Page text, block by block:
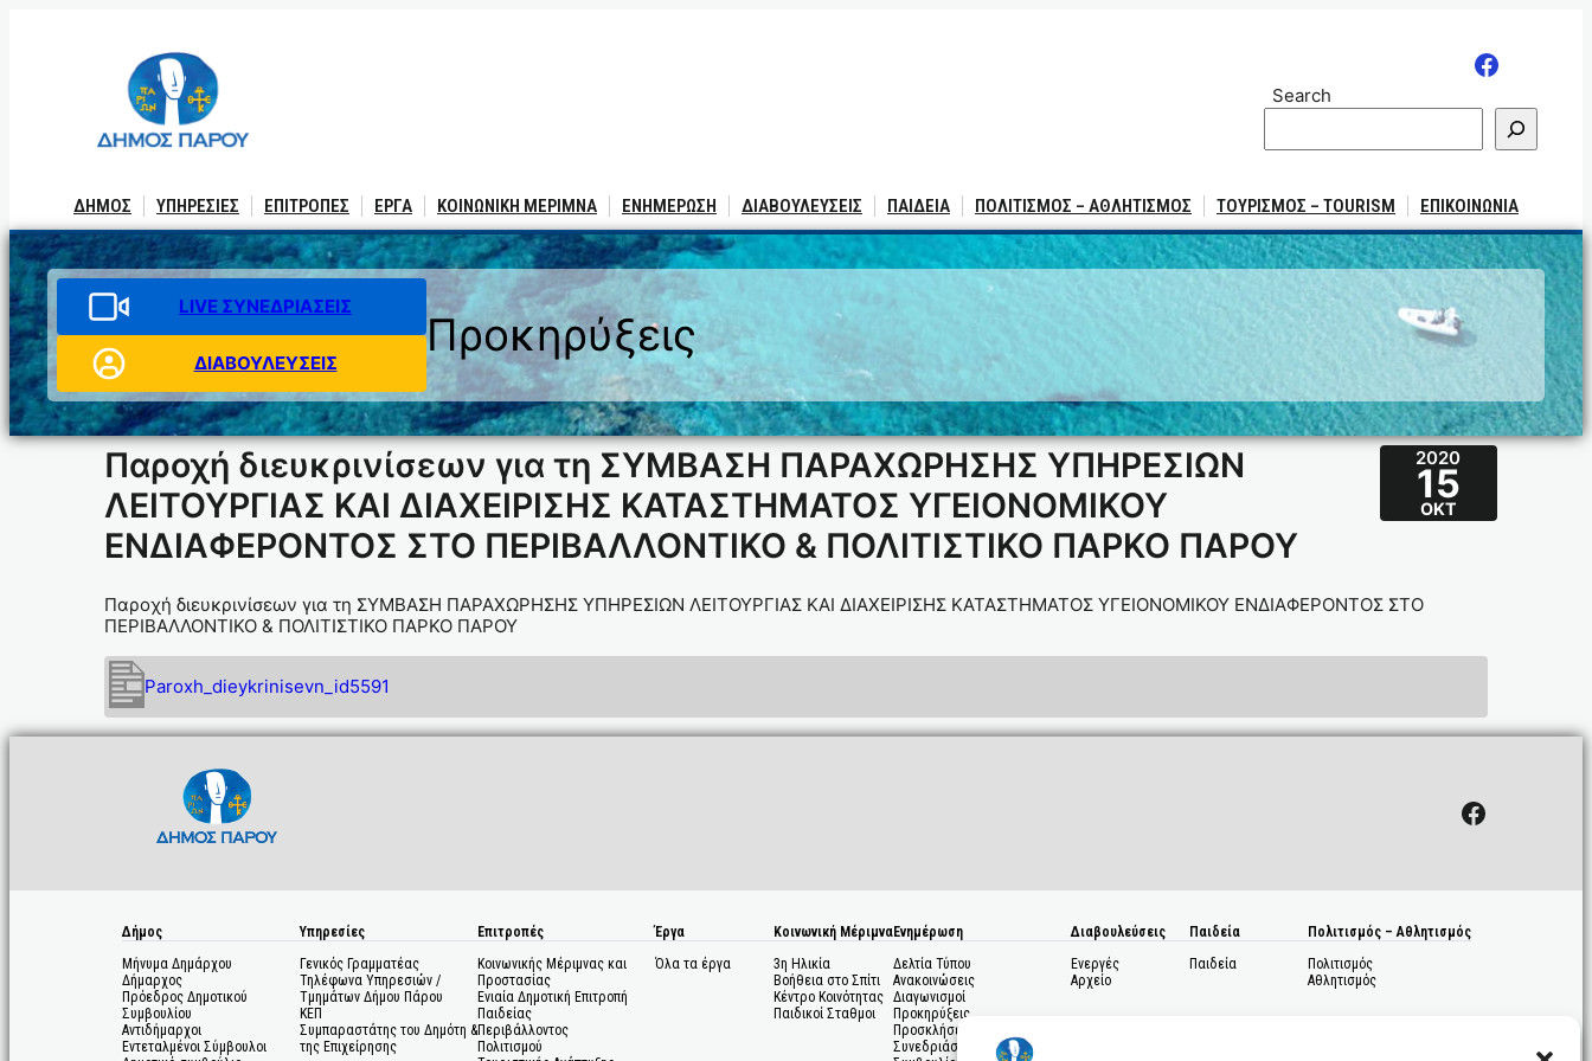
Search
ΔΗΜΟΣ ΥΠΗΡΕΣΙΕΣ ΕΠΙΤΡΟΠΕΣ ΕΡΓΑ ΚΟΙΝΩΝΙΚΗ ΜΕΡΙΜΝΑ ΕΝΗΜΕΡΩΣΗ ΔΙΑΒΟΥΛΕΥΣΕΙΣ ΠΑΙΔΕΙΑ ΠΟΛΙΤΙΣΜΟΣ – ΑΘΛΗΤΙΣΜΟΣ ΤΟΥΡΙΣΜΟΣ – TOURISM ΕΠΙΚΟΙΝΩΝΙΑ
LIVE ΣΥΝΕΔΡΙΑΣΕΙΣ
ΔΙΑΒΟΥΛΕΥΣΕΙΣ
Προκηρύξεις
Παροχή διευκρινίσεων για τη ΣΥΜΒΑΣΗ ΠΑΡΑΧΩΡΗΣΗΣ ΥΠΗΡΕΣΙΩΝ
ΛΕΙΤΟΥΡΓΙΑΣ ΚΑΙ ΔΙΑΧΕΙΡΙΣΗΣ ΚΑΤΑΣΤΗΜΑΤΟΣ ΥΓΕΙΟΝΟΜΙΚΟΥ
ΕΝΔΙΑΦΕΡΟΝΤΟΣ ΣΤΟ ΠΕΡΙΒΑΛΛΟΝΤΙΚΟ & ΠΟΛΙΤΙΣΤΙΚΟ ΠΑΡΚΟ ΠΑΡΟΥ
2020
15
ΟΚΤ
Παροχή διευκρινίσεων για τη ΣΥΜΒΑΣΗ ΠΑΡΑΧΩΡΗΣΗΣ ΥΠΗΡΕΣΙΩΝ ΛΕΙΤΟΥΡΓΙΑΣ ΚΑΙ ΔΙΑΧΕΙΡΙΣΗΣ ΚΑΤΑΣΤΗΜΑΤΟΣ ΥΓΕΙΟΝΟΜΙΚΟΥ ΕΝΔΙΑΦΕΡΟΝΤΟΣ ΣΤΟ
ΠΕΡΙΒΑΛΛΟΝΤΙΚΟ & ΠΟΛΙΤΙΣΤΙΚΟ ΠΑΡΚΟ ΠΑΡΟΥ
Paroxh_dieykrinisevn_id5591
Facebook
Δήμος
Μήνυμα Δημάρχου
Δήμαρχος
Πρόεδρος Δημοτικού
Συμβουλίου
Αντιδήμαρχοι
Εντεταλμένοι Σύμβουλοι
Υπηρεσίες
Γενικός Γραμματέας
Τηλέφωνα Υπηρεσιών /
Τμημάτων Δήμου Πάρου
ΚΕΠ
Συμπαραστάτης του Δημότη &
της Επιχείρησης
Επιτροπές
Κοινωνικής Μέριμνας και
Προστασίας
Ενιαία Δημοτική Επιτροπή
Παιδείας
Περιβάλλοντος
Πολιτισμού
Έργα
Όλα τα έργα
Κοινωνική Μέριμνα
3η Ηλικία
Βοήθεια στο Σπίτι
Κέντρο Κοινότητας
Παιδικοί Σταθμοι
Ενημέρωση
Δελτία Τύπου
Ανακοινώσεις
Διαγωνισμοί
Προκηρύξεις
Προσκλήσεις σε
Συνεδριάσεις Δημοτικού
Διαβουλεύσεις
Ενεργές
Αρχείο
Παιδεία
Παιδεία
Πολιτισμός – Αθλητισμός
Πολιτισμός
Αθλητισμός